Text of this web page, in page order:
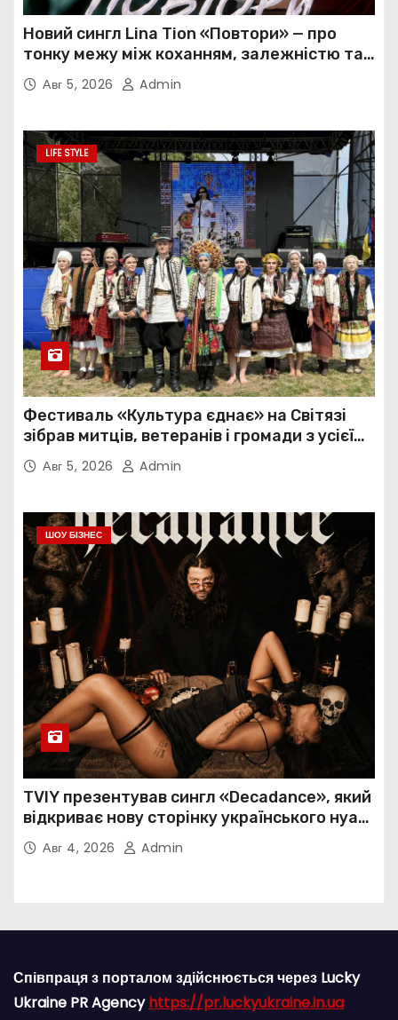
Новий сингл Lina Tion «Повтори» — про
тонку межу між коханням, залежністю та
нав’язливою прив’язаністю
Авг 5, 2026 Admin
LIFE STYLE
Фестиваль «Культура єднає» на Світязі
зібрав митців, ветеранів і громади з усієї
України
Авг 5, 2026 Admin
ШОУ БІЗНЕС
TVIY презентував сингл «Decadance», який
відкриває нову сторінку українського нуар-
попуАвг 4, 2026 Admin
Співпраця з порталом здійснюється через Lucky
Ukraine PR Agencyhttps://pr.luckyukraine.in.ua